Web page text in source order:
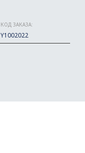
КОД ЗАКАЗА:
Y1002022